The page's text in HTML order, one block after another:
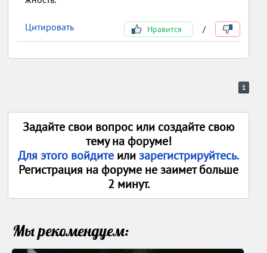
Цитировать Нравится /
1
Задайте свои вопрос или создайте свою
тему на форуме!
Для этого войдите илизарегистрируйтесь.
Регистрация на форуме не заимет больше
2 минут.
Мы рекомендуем: